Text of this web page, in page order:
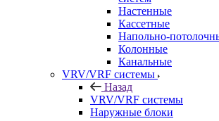
Настенные
Кассетные
Напольно-
Колонные
Канальные
VRV/VRF системы
Назад
VRV/VRF системы
Наружные блоки